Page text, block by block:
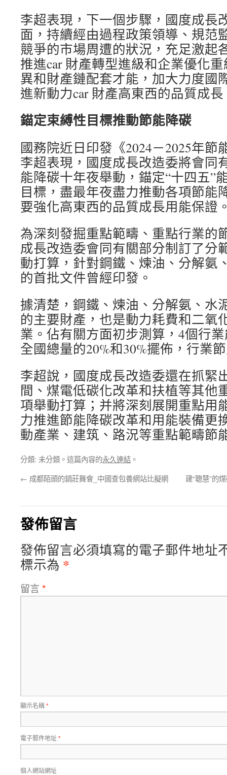
李超表現，下一個步驟，國度成長
面，持續經由過程政策領導、規范
競爭的市場周遭的狀況，充足激起
推進car 財產轉型進級和企業優化
異和財產鏈配套才能，加大力度國
進新動力car 財產高東西的品質成長
錨定束縛性目標推動節能降碳
國務院近日印發《2024－2025年節
李超表現，國度成長改造委將會同
能降碳十年夜舉動，錨定“十四五”
目標，盡最年夜盡力推動各項節能
要強化高東西的品質成長用能保證
為深刻發掘重點範疇、重點行業的
成長改造委會同有關部分制訂了分
動打算，針對鋼鐵、煉油、分解氨
的首批文件曾經印發。
據清楚，鋼鐵、煉油、分解氨、水
的主要財產，也是動力耗費和二氧
業。佔有關方面初步測算，4個行
全國總量的20%和30%擺佈，行業
李超說，國度成長改造委還在抓緊
間、煤電低碳化改革和扶植等其他
項舉動打算；并將深刻展開重點用
力推進節能降碳改革和用能裝備更
動產業、建筑、路況等重點範疇節
分類: 未分類。這篇內容的永久連結 。
← 成都陌頭的鍋莊舞會_中國查包養網站比擬網 建“聰慧”的
發佈留言
發佈留言必須填寫的電子郵件地址
標示為 *
留言 *
顯示名稱*
電子郵件地址*
個人網站網址